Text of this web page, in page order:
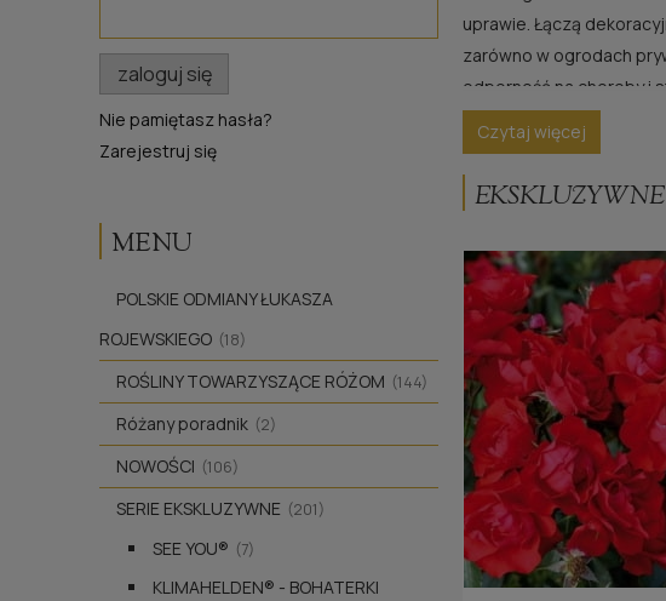
zaloguj się
Nie pamiętasz hasła?
Zarejestruj się
MENU
POLSKIE ODMIANY ŁUKASZA
ROJEWSKIEGO (18)
ROŚLINY TOWARZYSZĄCE RÓŻOM (144)
Różany poradnik (2)
NOWOŚCI (106)
SERIE EKSKLUZYWNE (201)
SEE YOU® (7)
KLIMAHELDEN® - BOHATERKI
uprawie. Łączą
zarówno w ogrodach
odporność na choroby i
wprowadza do ogrodu
Czytaj więcej
EKSKLUZYWNE